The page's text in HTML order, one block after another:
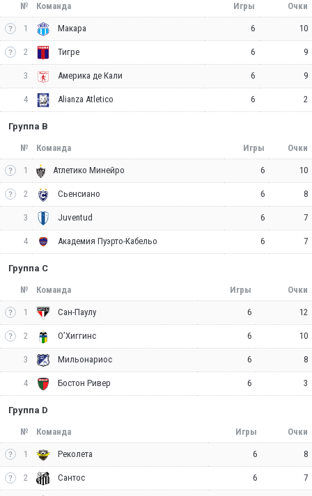
№ Команда Игры Очки
1 Макара 6 10
2 Тигре 6 9
3 Америка де Кали 6 9
4 Alianza Atletico 6 2
Группа B
№ Команда Игры Очки
1 Атлетико Минейро 6 10
2 Сьенсиано 6 8
3 Juventud 6 7
4 Академия Пуэрто-Кабельо 6 7
Группа C
№ Команда Игры Очки
1 Сан-Паулу 6 12
2 О’Хиггинс 6 10
3 Мильонариос 6 8
4 Бостон Ривер 6 3
Группа D
№ Команда Игры Очки
1 Реколета 6 8
2 Сантос 6 7